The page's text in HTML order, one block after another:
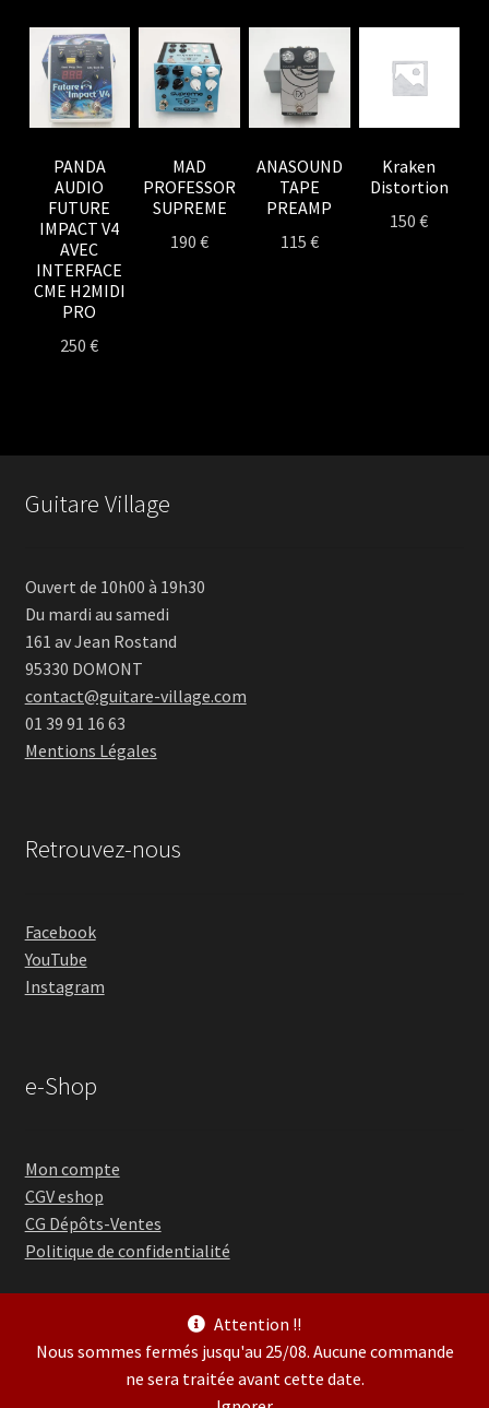
Attention !!
Nous sommes fermés jusqu'au 25/08. Aucune commande
ne sera traitée avant cette date.
PANDA
AUDIO
FUTURE
IMPACT V4
AVEC
INTERFACE
CME H2MIDI
PRO
250€
MAD
PROFESSOR
SUPREME
190€
ANASOUND
TAPE
PREAMP
115 €
Kraken
Distortion
150€
Guitare Village
Ouvert de 10h00 à 19h30
Du mardi au samedi
161 av Jean Rostand
95330 DOMONT
contact@guitare-village.com
01 39 91 16 63
Mentions Légales
Retrouvez-nous
Facebook
YouTube
Instagram
e-Shop
Mon compte
CGV eshop
CG Dépôts-Ventes
Politique de confidentialité
© Guitare Village 2026